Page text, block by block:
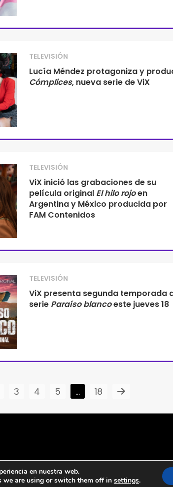
TELEVISIÓN
Lucía Méndez protagoniza y
Cómplices, nueva serie de ViX
TELEVISIÓN
ViX inició las grabaciones de su
película original El hilo rojoen
Argentina y México producida por
FAM Contenidos
TELEVISIÓN
ViX presenta segunda temporada
serie Paraíso blancoeste jueves 18
3 4 5 … 18
en nuestra web.
we are using or switch them off in settings.